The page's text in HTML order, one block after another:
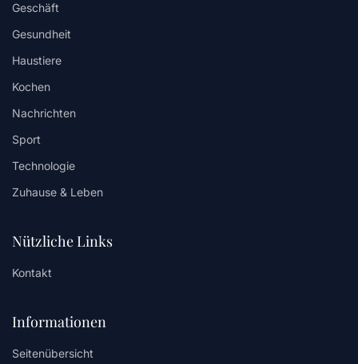
Geschäft
Gesundheit
Haustiere
Kochen
Nachrichten
Sport
Technologie
Zuhause & Leben
Nützliche Links
Kontakt
Informationen
Seitenübersicht